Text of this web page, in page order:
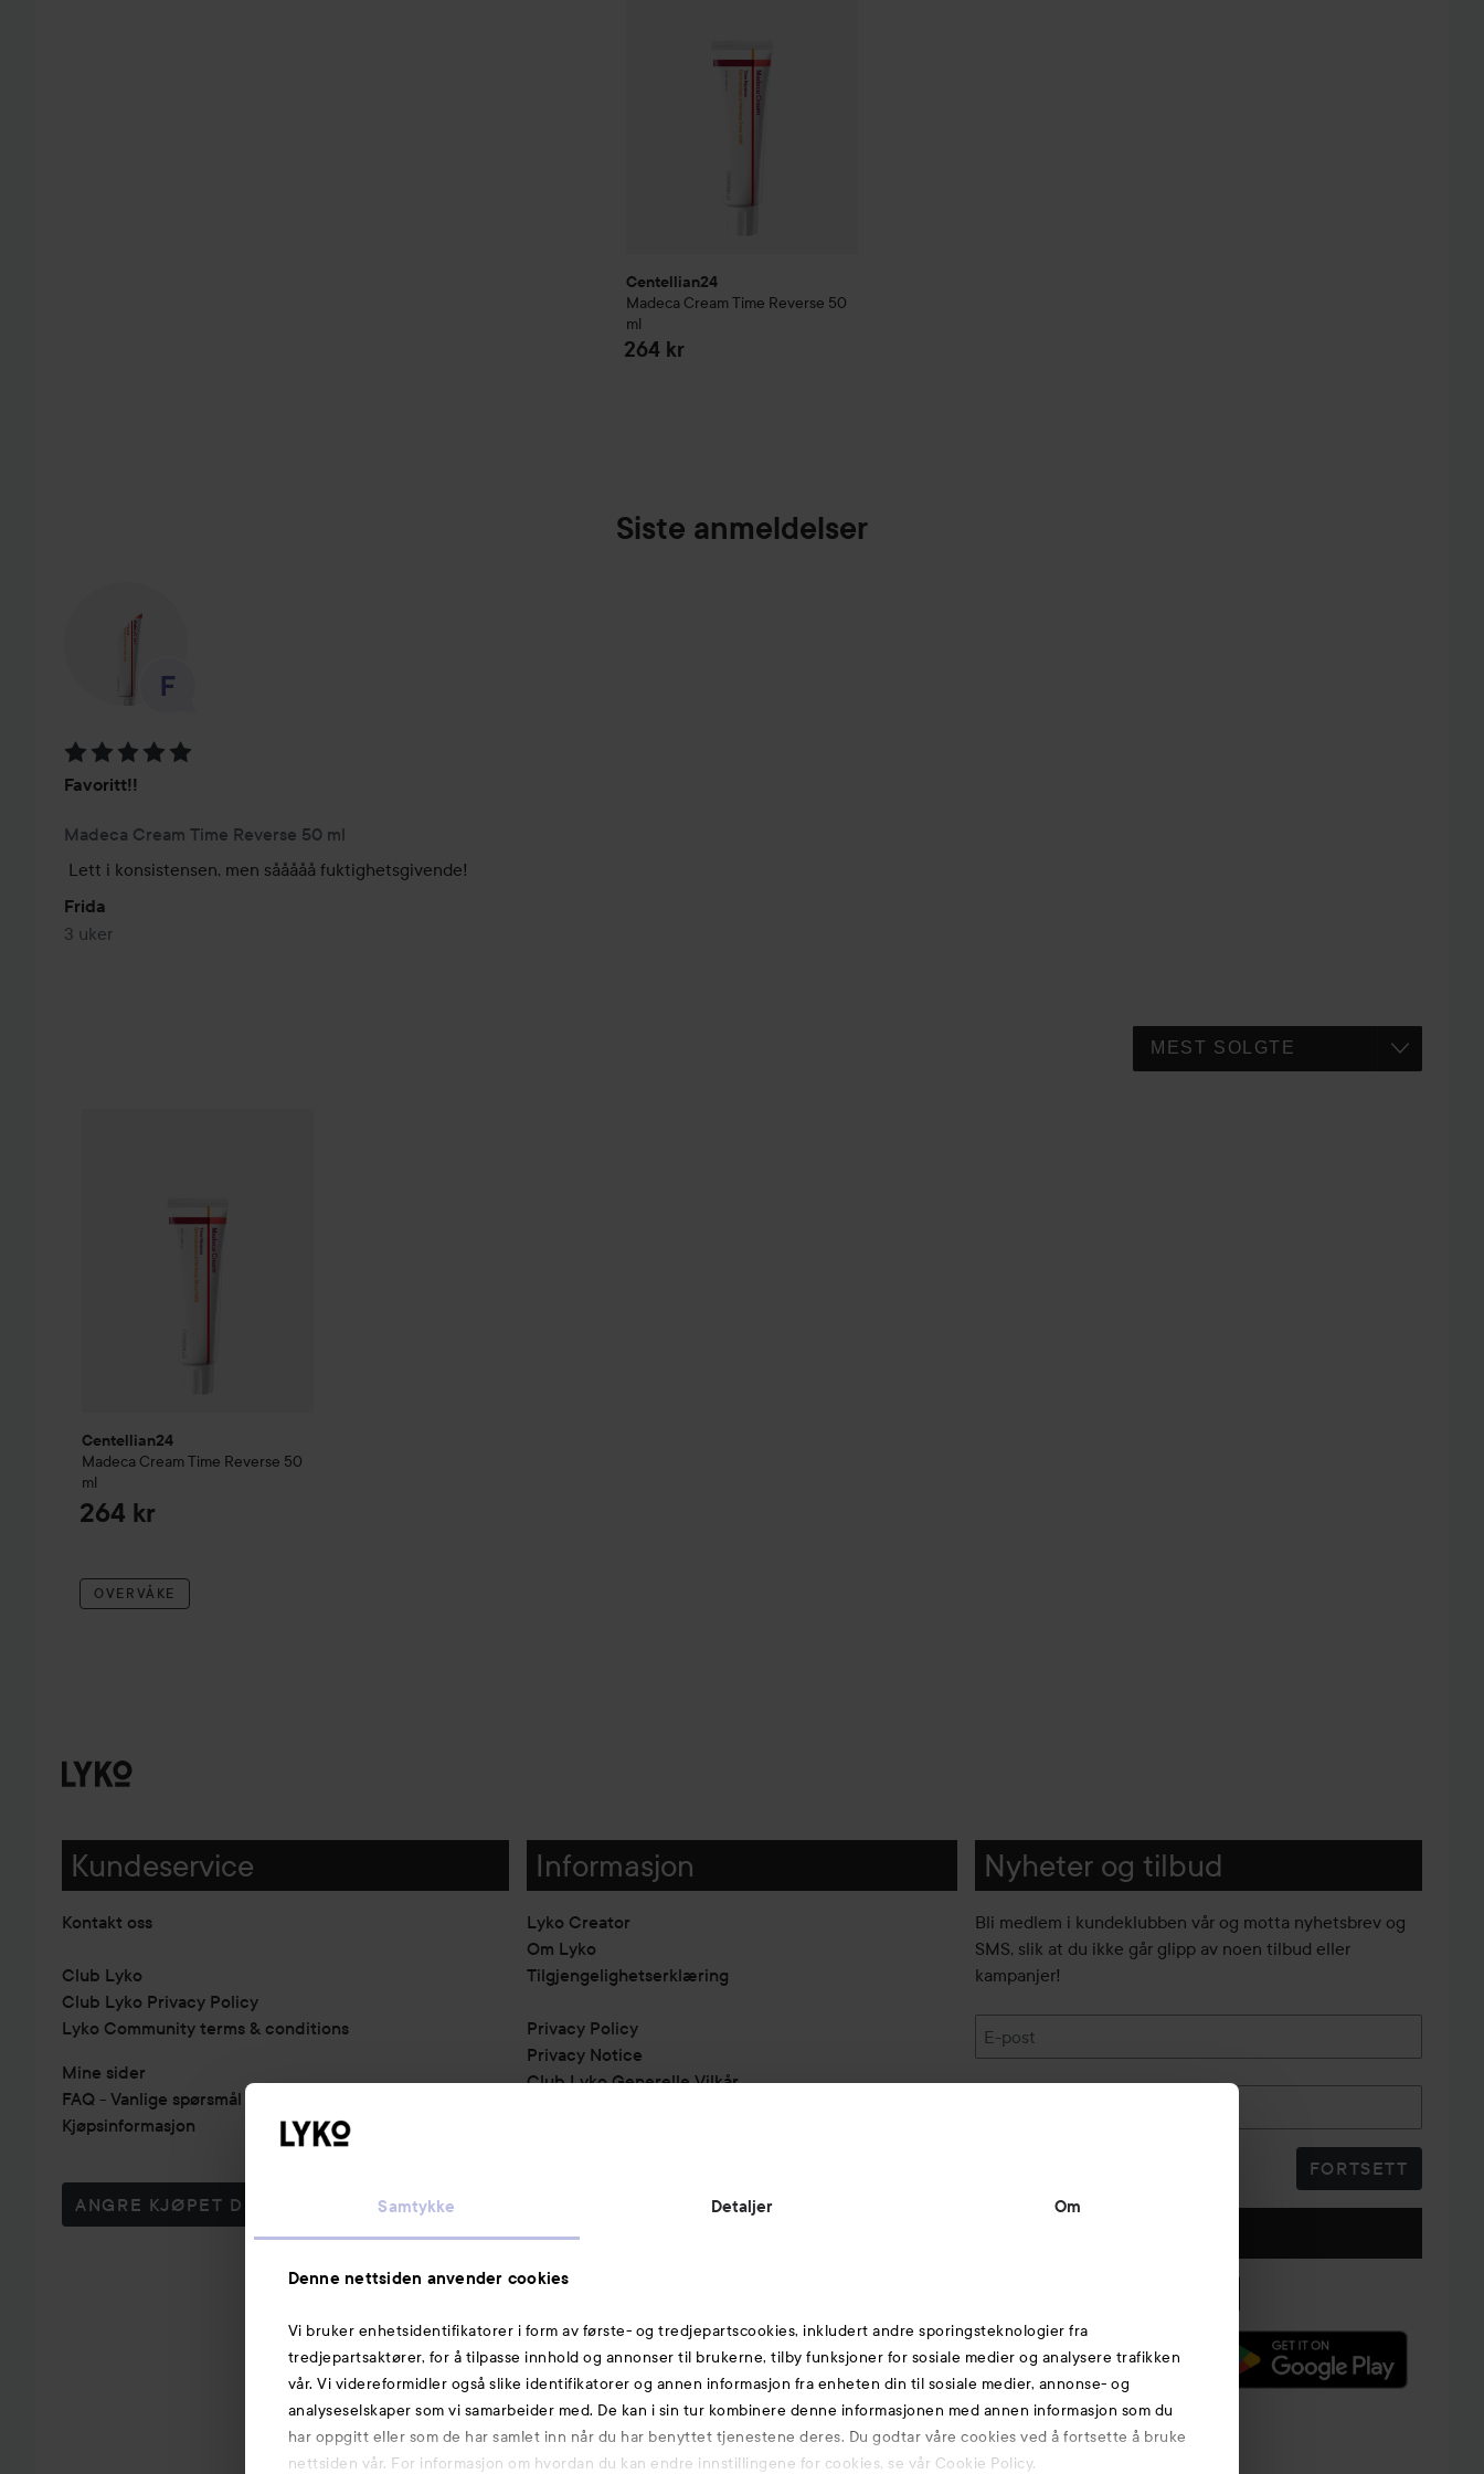
Samtykke Detaljer Om
Denne nettsiden anvender cookies
Vi bruker enhetsidentifikatorer i form av første- og tredjepartscookies, inkludert andre sporingsteknologier fra
tredjepartsaktører, for å tilpasse innhold og annonser til brukerne, tilby funksjoner for sosiale medier og analysere trafikken
vår. Vi videreformidler også slike identifikatorer og annen informasjon fra enheten din til sosiale medier, annonse- og
analyseselskaper som vi samarbeider med. De kan i sin tur kombinere denne informasjonen med annen informasjon som du
har oppgitt eller som de har samlet inn når du har benyttet tjenestene deres. Du godtar våre cookies ved å fortsette å bruke
nettsiden vår. For informasjon om hvordan du kan endre innstillingene for cookies, se vår Cookie Policy.
Centellian24
Madeca Cream Time Reverse 50
ml
264 kr
Siste anmeldelser
Vurdering: 5 av 5
Favoritt!!
Madeca Cream Time Reverse 50 ml
Lett i konsistensen, men sååååå fuktighetsgivende!
Frida
3 uker
Centellian24
Madeca Cream Time Reverse 50
ml
264 kr
OVERVÅKE
Kundeservice
Kontakt oss
Club Lyko
Club Lyko Privacy Policy
Lyko Community terms & conditions
Mine sider
FAQ - Vanlige spørsmål & svar
Kjøpsinformasjon
ANGRE KJØPET DITT
Informasjon
Lyko Creator
Om Lyko
Tilgjengelighetserklæring
Privacy Policy
Privacy Notice
Club Lyko Generelle Vilkår
Rabattkoder
Michael Edwards Fragrances of the World
Også av interesse
Premium
Nyheter og tilbud
Bli medlem i kundeklubben vår og motta nyhetsbrev og
SMS, slik at du ikke går glipp av noen tilbud eller
kampanjer!
E-post
FORTSETT